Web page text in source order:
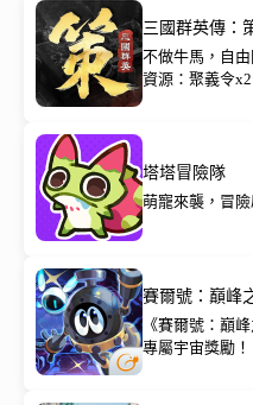
三國群英傳：
不做牛馬，自
資源：聚義令x2
塔塔冒險隊
萌寵來襲，冒
賽爾號：巔峰
《賽爾號：巔
專屬宇宙獎勵！